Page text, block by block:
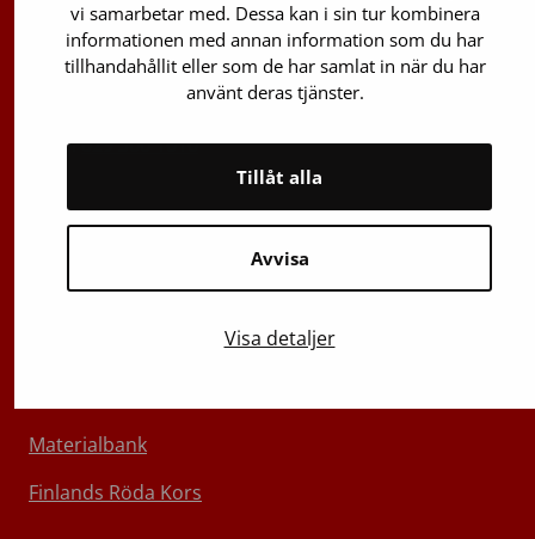
vi samarbetar med. Dessa kan i sin tur kombinera
informationen med annan information som du har
tillhandahållit eller som de har samlat in när du har
använt deras tjänster.
Avvisa
Tillåt alla
Visa detaljer
Oxlänken 13
01730 Vanda
e-post: förnamn.efternamn@veripalvelu.fi
Växel029 300 1010
Om Blodtjänst
Materialbank
Finlands Röda Kors